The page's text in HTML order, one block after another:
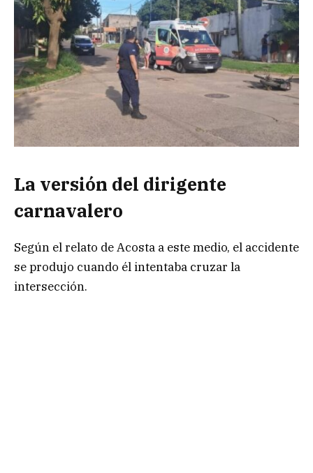
La versión del dirigente
carnavalero
Según el relato de Acosta a este medio, el accidente
se produjo cuando él intentaba cruzar la
intersección.